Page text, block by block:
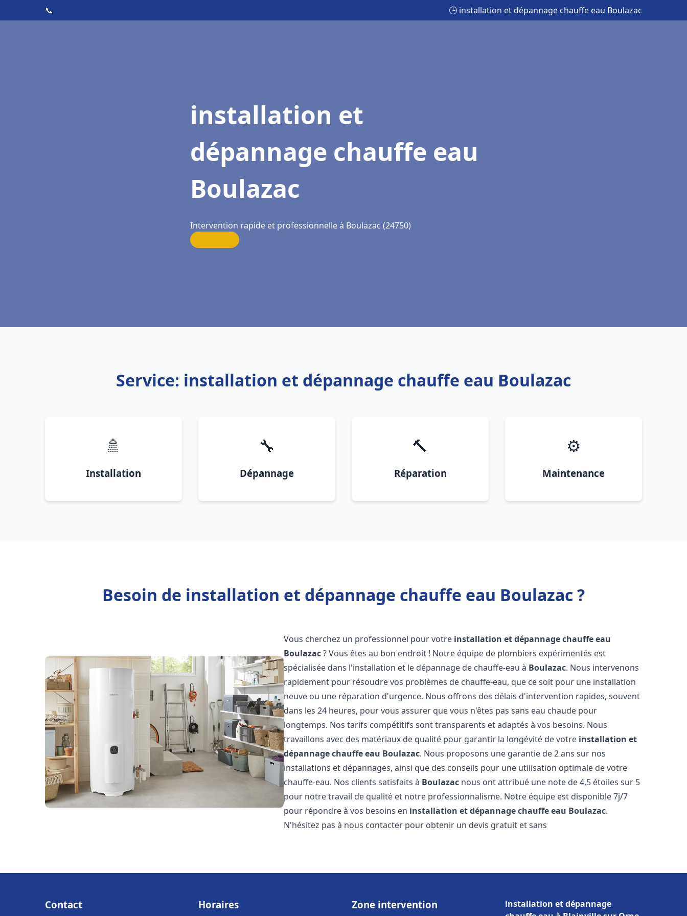
📞 🕒 installation et dépannage chauffe eau Boulazac
installation et
dépannage chauffe eau
Boulazac
Intervention rapide et professionnelle à Boulazac (24750)
Service: installation et dépannage chauffe eau Boulazac
🚿
Installation
🔧
Dépannage
🔨
Réparation
⚙️
Maintenance
Besoin de installation et dépannage chauffe eau Boulazac ?
Vous cherchez un professionnel pour votre installation et dépannage chauffe eau
Boulazac? Vous êtes au bon endroit ! Notre équipe de plombiers expérimentés est
spécialisée dans l'installation et le dépannage de chauffe-eau à Boulazac. Nous intervenons
rapidement pour résoudre vos problèmes de chauffe-eau, que ce soit pour une installation
neuve ou une réparation d'urgence. Nous offrons des délais d'intervention rapides, souvent
dans les 24 heures, pour vous assurer que vous n'êtes pas sans eau chaude pour
longtemps. Nos tarifs compétitifs sont transparents et adaptés à vos besoins. Nous
travaillons avec des matériaux de qualité pour garantir la longévité de votre installation et
dépannage chauffe eau Boulazac. Nous proposons une garantie de 2 ans sur nos
installations et dépannages, ainsi que des conseils pour une utilisation optimale de votre
chauffe-eau. Nos clients satisfaits à Boulazac nous ont attribué une note de 4,5 étoiles sur 5
pour notre travail de qualité et notre professionnalisme. Notre équipe est disponible 7j/7
pour répondre à vos besoins en installation et dépannage chauffe eau Boulazac.
N'hésitez pas à nous contacter pour obtenir un devis gratuit et sans
Contact Horaires Zone intervention
installation et dépannage